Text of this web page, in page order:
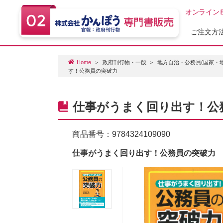
オンライン
ご注文方
Home 政府刊行物・一般
地方自治・公務員(国家・
す！公務員の突破力
仕事がうまく回り出す！公
商品番号： 9784324109090
仕事がうまく回り出す！公務員の突破力